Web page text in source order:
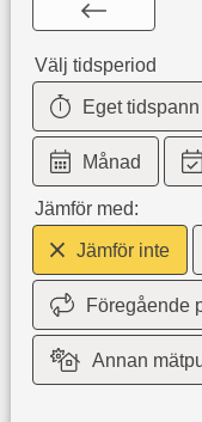
Välj tidsperiod
Eget tidspann
Månad
Jämför med:
Jämför inte
Föregående
Annan